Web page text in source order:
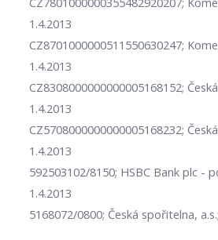
1.4.2013
CZ8701000000511550630247;
1.4.2013
CZ8308000000000005168152;
1.4.2013
CZ5708000000000005168232;
1.4.2013
592503102/8150; HSBC Bank plc -
1.4.2013
5168072/0800; Česká spořitelna,